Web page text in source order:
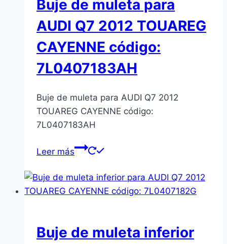
Buje de muleta para
AUDI Q7 2012 TOUAREG
CAYENNE código:
7L0407183AH
Buje de muleta para AUDI Q7 2012
TOUAREG CAYENNE código:
7L0407183AH
Leer más
Buje de muleta inferior